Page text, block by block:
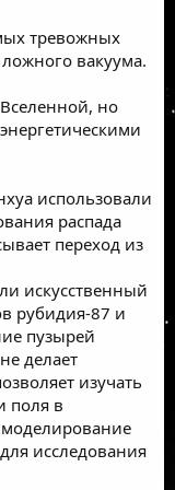
тревожных
вакуума.
но
использовали
распада
переход из
искусственный
рубидия-87 и
пузырей
делает
изучать
поля в
исследования